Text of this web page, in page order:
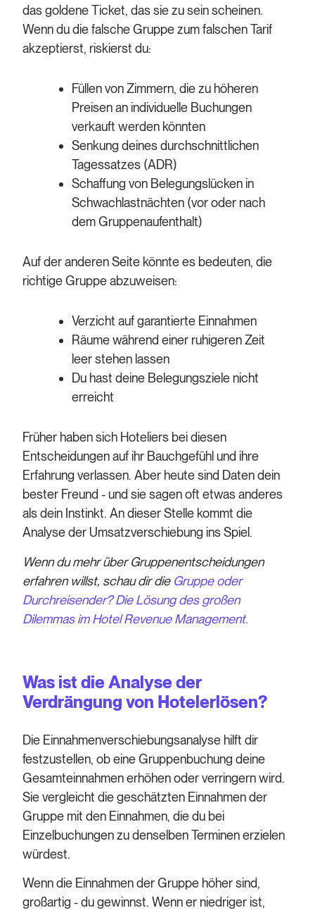
das goldene Ticket, das sie zu sein scheinen.
Wenn du die falsche Gruppe zum falschen Tarif
akzeptierst, riskierst du:
Füllen von Zimmern, die zu höheren
Preisen an individuelle Buchungen
verkauft werden könnten
Senkung deines durchschnittlichen
Tagessatzes (ADR)
Schaffung von Belegungslücken in
Schwachlastnächten (vor oder nach
dem Gruppenaufenthalt)
Auf der anderen Seite könnte es bedeuten, die
richtige Gruppe abzuweisen:
Verzicht auf garantierte Einnahmen
Räume während einer ruhigeren Zeit
leer stehen lassen
Du hast deine Belegungsziele nicht
erreicht
Früher haben sich Hoteliers bei diesen
Entscheidungen auf ihr Bauchgefühl und ihre
Erfahrung verlassen. Aber heute sind Daten dein
bester Freund - und sie sagen oft etwas anderes
als dein Instinkt. An dieser Stelle kommt die
Analyse der Umsatzverschiebung ins Spiel.
Wenn du mehr über Gruppenentscheidungen
erfahren willst, schau dir die Gruppe oder
Durchreisender? Die Lösung des großen
Dilemmas im Hotel Revenue Management.
Was ist die Analyse der
Verdrängung von Hotelerlösen?
Die Einnahmenverschiebungsanalyse hilft dir
festzustellen, ob eine Gruppenbuchung deine
Gesamteinnahmen erhöhen oder verringern wird.
Sie vergleicht die geschätzten Einnahmen der
Gruppe mit den Einnahmen, die du bei
Einzelbuchungen zu denselben Terminen erzielen
würdest.
Wenn die Einnahmen der Gruppe höher sind,
großartig - du gewinnst. Wenn er niedriger ist,